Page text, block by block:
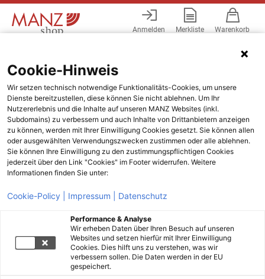
Anmelden Merkliste Warenkorb
Cookie-Hinweis
Wir setzen technisch notwendige Funktionalitäts-Cookies, um unsere
Dienste bereitzustellen, diese können Sie nicht ablehnen. Um Ihr
Nutzererlebnis und die Inhalte auf unseren MANZ Websites (inkl.
Subdomains) zu verbessern und auch Inhalte von Drittanbietern anzeigen
zu können, werden mit Ihrer Einwilligung Cookies gesetzt. Sie können allen
oder ausgewählten Verwendungszwecken zustimmen oder alle ablehnen.
Sie können Ihre Einwilligung zu den zustimmungspflichtigen Cookies
jederzeit über den Link "Cookies" im Footer widerrufen. Weitere
Informationen finden Sie unter:
Cookie-Policy | Impressum | Datenschutz
Performance & Analyse
Wir erheben Daten über Ihren Besuch auf unseren
Websites und setzen hierfür mit Ihrer Einwilligung
Cookies. Dies hilft uns zu verstehen, was wir
verbessern sollen. Die Daten werden in der EU
gespeichert.